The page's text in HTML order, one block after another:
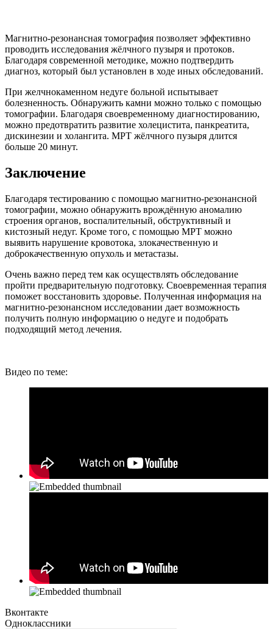
Магнитно-резонансная томография позволяет эффективно
проводить исследования жёлчного пузыря и протоков.
Благодаря современной методике, можно подтвердить
диагноз, который был установлен в ходе иных обследований.
При желчнокаменном недуге больной испытывает
болезненность. Обнаружить камни можно только с помощью
томографии. Благодаря своевременному диагностированию,
можно предотвратить развитие холецистита, панкреатита,
дискинезии и холангита. МРТ жёлчного пузыря длится
больше 20 минут.
Заключение
Благодаря тестированию с помощью магнитно-резонансной
томографии, можно обнаружить врождённую аномалию
строения органов, воспалительный, обструктивный и
кистозный недуг. Кроме того, с помощью МРТ можно
выявить нарушение кровотока, злокачественную и
доброкачественную опухоль и метастазы.
Очень важно перед тем как осуществлять обследование
пройти предварительную подготовку. Своевременная терапия
поможет восстановить здоровье. Полученная информация на
магнитно-резонансном исследовании дает возможность
получить полную информацию о недуге и подобрать
подходящий метод лечения.
Видео по теме:
Вконтакте
Одноклассники